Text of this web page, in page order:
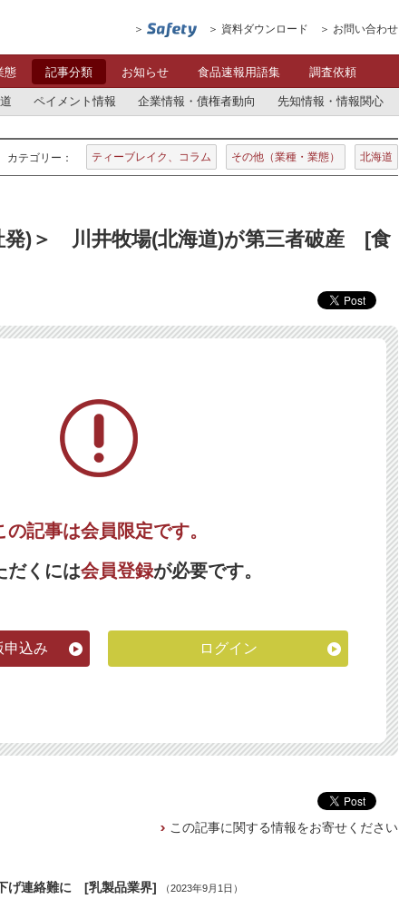
資料ダウンロード お問い合わせ
態 記事分類 お知らせ 食品速報用語集 調査依頼
ペイメント情報 企業情報・債権者動向 先知情報・情報関心
カテゴリー： ティーブレイク、コラム その他（業種・業態） 北海道
発)＞ 川井牧場(北海道)が第三者破産 [食
の記事は会員限定です。
だくには会員登録が必要です。
申込み ログイン
この記事に関する情報をお寄せください
げ連絡難に [乳製品業界] （2023年9月1日）